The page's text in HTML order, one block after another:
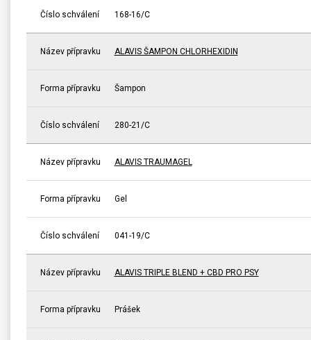
Číslo schválení 168-16/C
Název přípravku ALAVIS ŠAMPON CHLORHEXIDIN
Forma přípravku Šampon
Číslo schválení 280-21/C
Název přípravku ALAVIS TRAUMAGEL
Forma přípravku Gel
Číslo schválení 041-19/C
Název přípravku ALAVIS TRIPLE BLEND + CBD PRO PSY
Forma přípravku Prášek